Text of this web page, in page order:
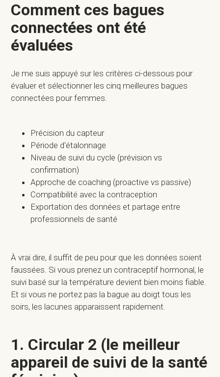
Comment ces bagues
connectées ont été
évaluées
Je me suis appuyé sur les critères ci-dessous pour
évaluer et sélectionner les cinq meilleures bagues
connectées pour femmes.
Précision du capteur
Période d'étalonnage
Niveau de suivi du cycle (prévision vs
confirmation)
Approche de coaching (proactive vs passive)
Compatibilité avec la contraception
Exportation des données et partage entre
professionnels de santé
À vrai dire, il suffit de peu pour que les données soient
faussées. Si vous prenez un contraceptif hormonal, le
suivi basé sur la température devient bien moins fiable.
Et si vous ne portez pas la bague au doigt tous les
soirs, les lacunes apparaissent rapidement.
1. Circular 2 (le meilleur
appareil de suivi de la santé